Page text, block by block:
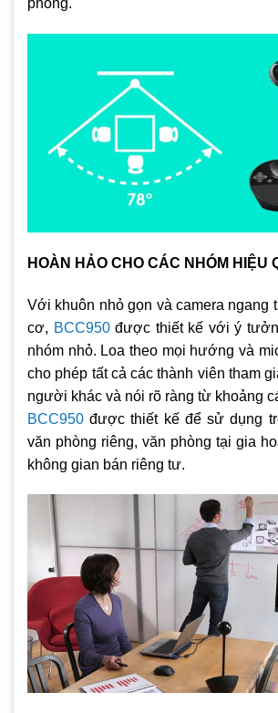
phòng.
HOÀN HẢO CHO CÁC NHÓM HIỆU
Với khuôn nhỏ gọn và camera ngang
cơ, BCC950được thiết kế với ý
nhóm nhỏ. Loa theo mọi hướng và
cho phép tất cả các thành viên tham
người khác và nói rõ ràng từ khoảng
BCC950 được thiết kế để sử dụng
văn phòng riêng, văn phòng tại gia
không gian bán riêng tư.